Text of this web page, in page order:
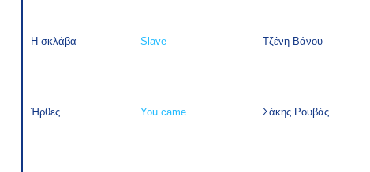
Η σκλάβα Slave Τζένη Βάνου
Ήρθες You came Σάκης Ρουβάς